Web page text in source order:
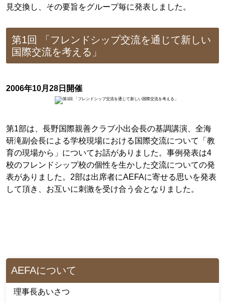
見交換し、その要旨をグループ毎に発表しました。
第1回 「フレンドシップ交流を通じて新しい
国際交流を考える」
2006年10月28日開催
第1部は、長野国際親善クラブ小出会長の基調講演、全海
研滝副会長による学校現場における国際交流について「教
育の現場から」についてお話がありました。事例発表は4
校のフレンドシップ校の個性を生かした交流についての発
表がありました。2部は出席者にAEFAに寄せる思いを発表
して頂き、お互いに刺激を受け合う会となりました。
AEFAについて
理事長あいさつ